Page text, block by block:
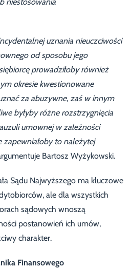
niestosowania
uznania nieuczciwości
od sposobu jego
prowadziłoby również
okresie kwestionowane
za abuzywne, zaś w innym
byłyby różne rozstrzygnięcia
umownej w zależności
to należytej
Bartosz Wyżykowski.
Sądu Najwyższego ma kluczowe
ale dla wszystkich
sądowych wnoszą
postanowień ich umów,
charakter.
Finansowego